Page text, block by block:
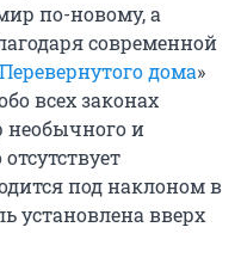
по-новому, а
современной
Перевернутого дома»
всех законах
необычного и
под наклоном в
установлена вверх